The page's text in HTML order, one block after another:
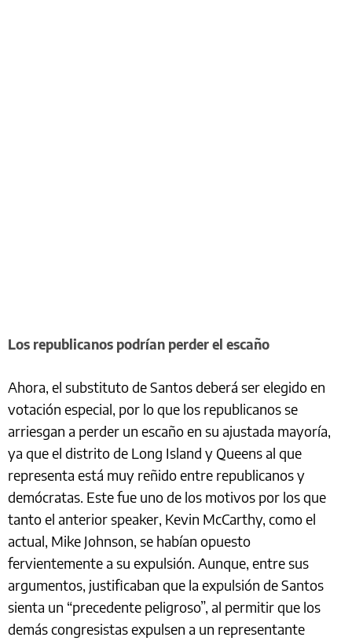
Los republicanos podrían perder el escaño
Ahora, el substituto de Santos deberá ser elegido en
votación especial, por lo que los republicanos se
arriesgan a perder un escaño en su ajustada mayoría,
ya que el distrito de Long Island y Queens al que
representa está muy reñido entre republicanos y
demócratas. Este fue uno de los motivos por los que
tanto el anterior speaker, Kevin McCarthy, como el
actual, Mike Johnson, se habían opuesto
fervientemente a su expulsión. Aunque, entre sus
argumentos, justificaban que la expulsión de Santos
sienta un “precedente peligroso”, al permitir que los
demás congresistas expulsen a un representante